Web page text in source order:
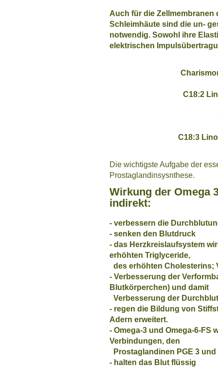
Auch für die
Schleimhäute sind die un-
notwendig. Sowohl ihre
elektrischen
C18:2
C18:3
Die wichtigste Aufgabe der
Prostaglandinsysnthese.
Wirkung der Omega
indirekt:
- verbessern die
- senken den Blutdruck
- das Herzkreislaufsystem
erhöhten Triglyceride,
des erhöhten Cholesterins;
- Verbesserung der
Blutkörperchen) und damit
Verbesserung der
- regen die Bildung von
Adern erweitert.
- Omega-3 und Omega-6-FS
Verbindungen, den
Prostaglandinen PGE 3 und
- halten das Blut flüssig